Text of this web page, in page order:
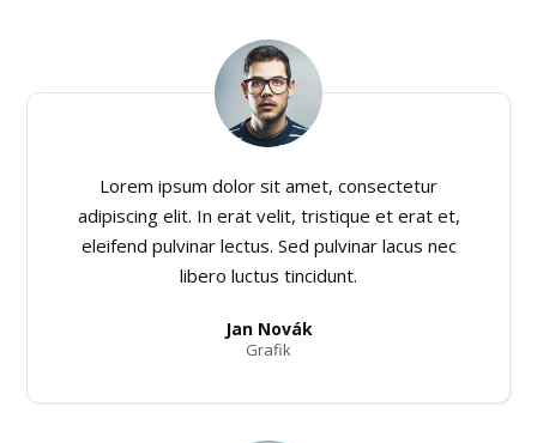
Lorem ipsum dolor sit amet, consectetur
adipiscing elit. In erat velit, tristique et erat et,
eleifend pulvinar lectus. Sed pulvinar lacus nec
libero luctus tincidunt.
Jan Novák
Grafik